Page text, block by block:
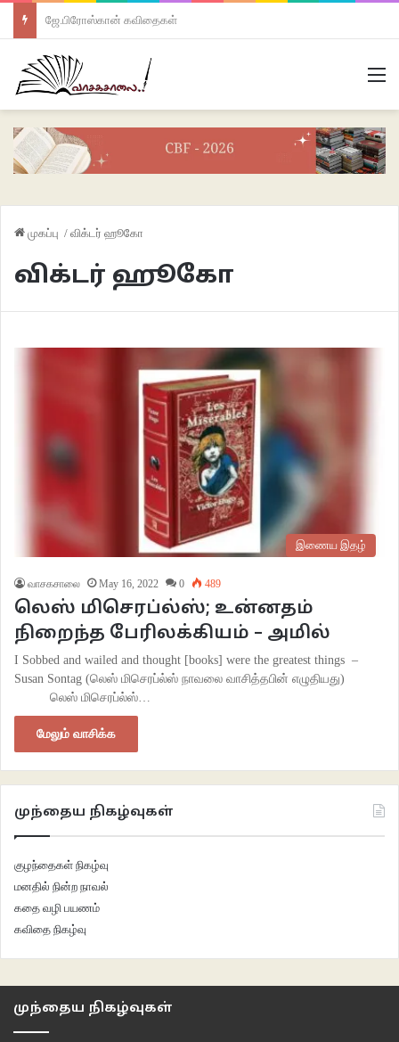
ஜே.பிரோஸ்கான் கவிதைகள்
முகப்பு / விக்டர் ஹூகோ
விக்டர் ஹூகோ
இணைய இதழ்
வாசகசாலை May 16, 2022 0 489
லெஸ் மிசெரப்ல்ஸ்; உன்னதம்
நிறைந்த பேரிலக்கியம் – அமில்
I Sobbed and wailed and thought [books] were the greatest things –
Susan Sontag (லெஸ் மிசெரப்ல்ஸ் நாவலை வாசித்தபின் எழுதியது)
லெஸ் மிசெரப்ல்ஸ்…
மேலும் வாசிக்க
முந்தைய நிகழ்வுகள்
குழந்தைகள் நிகழ்வு
மனதில் நின்ற நாவல்
கதை வழி பயணம்
கவிதை நிகழ்வு
முந்தைய நிகழ்வுகள்